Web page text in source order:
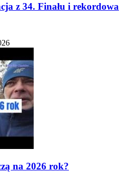
z 34. Finału i rekordowa
na 2026 rok?